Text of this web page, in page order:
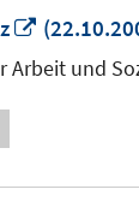
In
neuem
Fenster
Arbeit und